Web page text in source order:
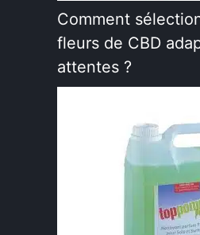
Comment
fleurs de CBD
attentes ?